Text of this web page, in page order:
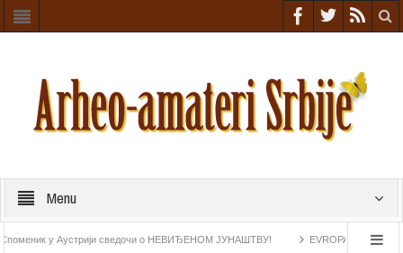
Menu
у Аустрији сведочи о НЕВИЂЕНОМ ЈУНАШТВУ! EVROPA NIŠTA